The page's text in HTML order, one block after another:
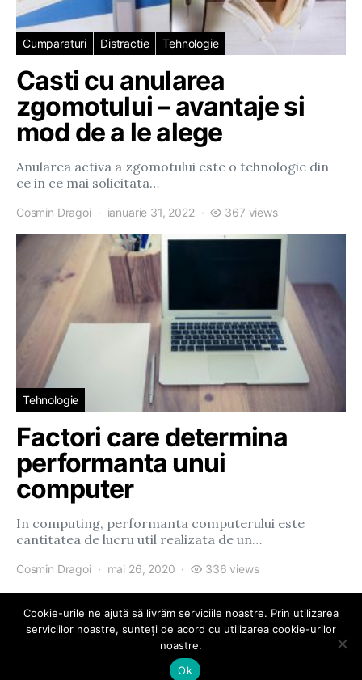
Cumparaturi Distractie Tehnologie
Casti cu anularea
zgomotului – avantaje si
mod de a le alege
Anularea activa a zgomotului este o tehnologie din
ce in ce mai solicitata…
Cosmin Dragoi ianuarie 31, 2022 367 views
Tehnologie
Factori care determina
performanta unui
computer
In computing, performanta computerului este
cantitatea de lucru util realizata de un…
Cosmin Dragoi mai 26, 2020 336 views
eParty
Cookie-urile ne ajută să livrăm serviciile noastre. Prin utilizarea
serviciilor noastre, sunteți de acord cu utilizarea cookie-urilor
noastre.
Ok